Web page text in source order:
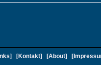
] [Kontakt] [About] [